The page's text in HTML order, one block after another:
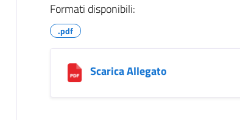
Formati disponibili:
.pdf
Scarica Allegato